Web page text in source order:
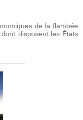
de la flambée
disposent les États